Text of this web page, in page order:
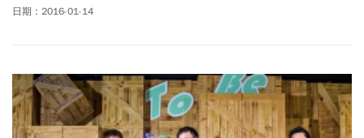
智慧車延續去年熱度，持續成為展場上最受矚目焦點；新崛起的
日期：2016-01-14